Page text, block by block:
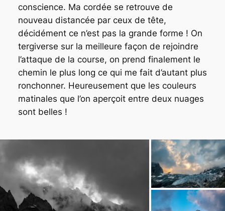
conscience. Ma cordée se retrouve de
nouveau distancée par ceux de tête,
décidément ce n’est pas la grande forme ! On
tergiverse sur la meilleure façon de rejoindre
l’attaque de la course, on prend finalement le
chemin le plus long ce qui me fait d’autant plus
ronchonner. Heureusement que les couleurs
matinales que l’on aperçoit entre deux nuages
sont belles !